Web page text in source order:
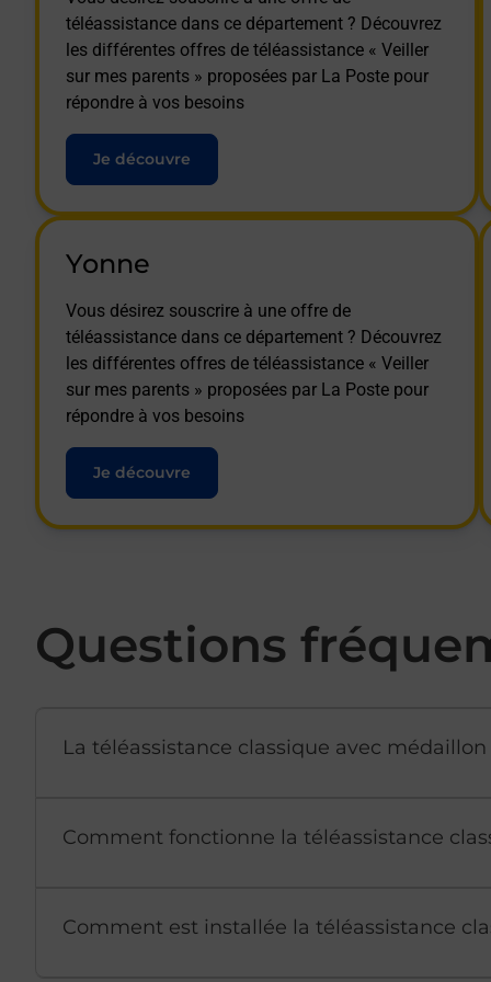
Velars Sur Ouche - téléassistance
Venarey Les Laumes - téléassistance
Vitteaux - téléassistance
téléassistance dans ce département ? Découvrez
les différentes offres de téléassistance « Veiller
sur mes parents » proposées par La Poste pour
répondre à vos besoins
Je découvre
Yonne
Vous désirez souscrire à une offre de
téléassistance dans ce département ? Découvrez
les différentes offres de téléassistance « Veiller
sur mes parents » proposées par La Poste pour
répondre à vos besoins
Je découvre
Questions
La téléassistance classique avec médaillon
Comment fonctionne la téléassistance
Comment est installée la téléassistance